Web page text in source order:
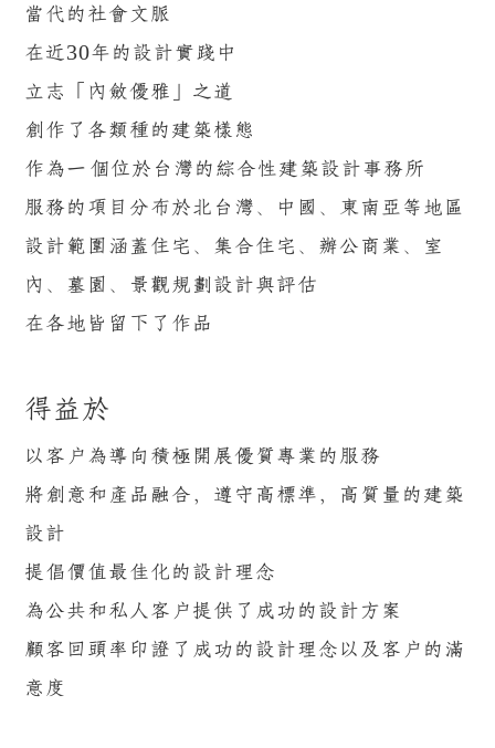
當代的社會文脈
在近30年的設計實踐中
立志「內斂優雅」之道
創作了各類種的建築樣態
作為一個位於台灣的綜合性建築設計事務所
服務的項目分布於北台灣、中國、東南亞等地區
設計範圍涵蓋住宅、集合住宅、辦公商業、室
內、墓園、景觀規劃設計與評估
在各地皆留下了作品
得益於
以客戶為導向積極開展優質專業的服務
將創意和產品融合，遵守高標準，高質量的建築
設計
提倡價值最佳化的設計理念
為公共和私人客戶提供了成功的設計方案
顧客回頭率印證了成功的設計理念以及客戶的滿
意度